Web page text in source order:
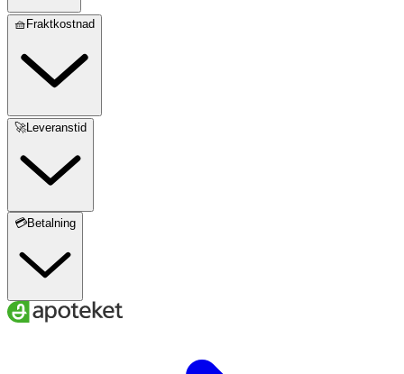
🧺Fraktkostnad
🚀Leveranstid
💳Betalning